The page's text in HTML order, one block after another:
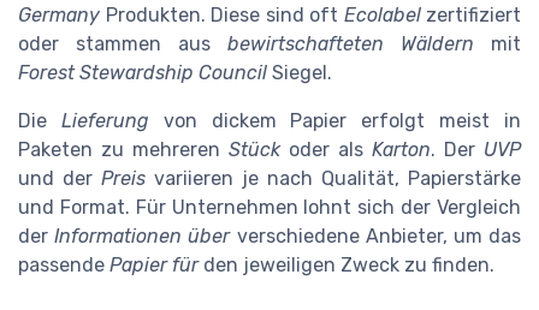
Germany Produkten. Diese sind oft Ecolabelzertifiziert
oder stammen aus bewirtschafteten Wäldern mit
Forest Stewardship Council Siegel.
Die Lieferung von dickem Papier erfolgt meist in
Paketen zu mehreren Stückoder als Karton. Der UVP
und der Preis variieren je nach Qualität, Papierstärke
und Format. Für Unternehmen lohnt sich der Vergleich
derInformationen überverschiedene Anbieter, um das
passende Papier fürden jeweiligen Zweck zu finden.